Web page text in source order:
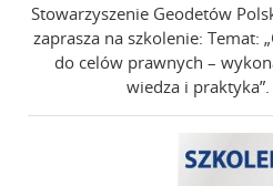
Stowarzyszenie Geodetów
zaprasza na szkolenie: Temat:
do celów prawnych –
wiedza i praktyka”.